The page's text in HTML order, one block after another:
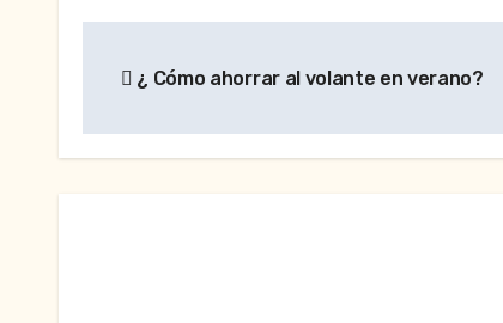
de
entradas
¿ Cómo ahorrar al volante en verano?